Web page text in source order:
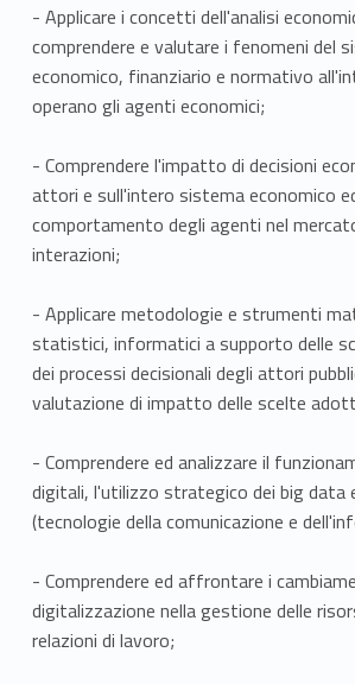
- Applicare i concetti dell'analisi
comprendere e valutare i fenomeni del
economico, finanziario e normativo
operano gli agenti economici;
- Comprendere l'impatto di decisioni
attori e sull'intero sistema economico
comportamento degli agenti nel
interazioni;
- Applicare metodologie e strumenti
statistici, informatici a supporto delle
dei processi decisionali degli attori
valutazione di impatto delle scelte
- Comprendere ed analizzare il
digitali, l'utilizzo strategico dei big data
(tecnologie della comunicazione e
- Comprendere ed affrontare i
digitalizzazione nella gestione delle
relazioni di lavoro;